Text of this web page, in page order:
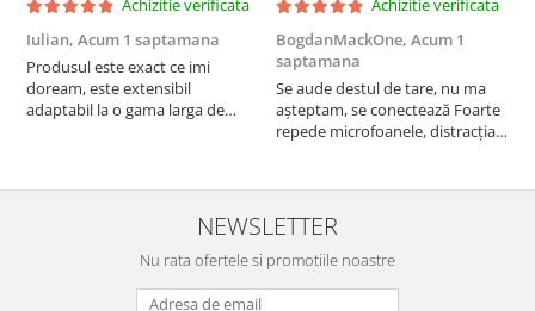
Achizitie verificata
Iulian, Acum 1 saptamana
Produsul este exact ce imi
doream, este extensibil
adaptabil la o gama larga de
spatios, practic. Sunt multumit.
Achizitie verificata
BogdanMackOne, Acum 1
saptamana
Se aude destul de tare, nu ma
așteptam, se conectează Foarte
repede microfoanele, distracția
testul rezistenta!! Merita
NEWSLETTER
Nu rata ofertele si promotiile noastre